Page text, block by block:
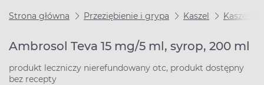
Strona główna Przeziębienie i grypa Kaszel Kaszel
Ambrosol Teva 15 mg/5 ml, syrop, 200 ml
produkt leczniczy nierefundowany otc, produkt dostępny
bez recepty